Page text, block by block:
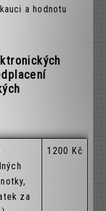
a hodnotu
za
1200 Kč